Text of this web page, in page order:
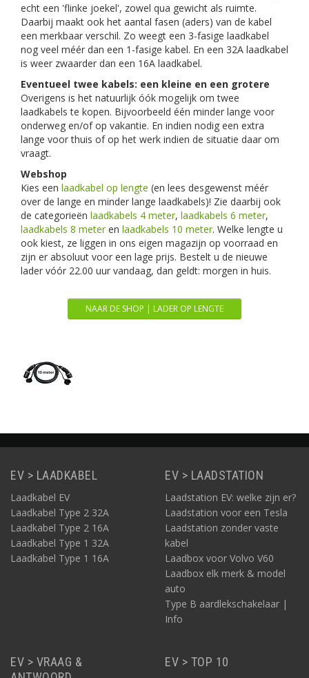
echt een 'flinke joekel', zowel qua gewicht als ruimte.
Daarbij maakt ook het aantal fasen (aders) van de kabel
een merkbaar verschil. Zo weegt een 3-fasige laadkabel
nog veel méér dan een 1-fasige kabel. En een 32A laadkabel
is weer zwaarder dan een 16A laadkabel.
Eventueel twee kabels: een kleine en een grotere
Overigens is het natuurlijk óók mogelijk om twee
laadkabels te kopen. Bijvoorbeeld één minder lange voor
onderweg en/of op vakantie. En indien nodig een extra
lange voor thuis of op het werk indien de situatie daar om
vraagt.
Webshop
Kies een laadkabel op lengte (en lees desgewenst méér
over de lange en minder lange laadkabels)! Zie daarbij ook
de categorieën laadkabels 4 meter, laadkabels 6 meter,
laadkabels 8 meteren laadkabels 10 meter. Welke lengte u
ook kiest, ze liggen in ons eigen magazijn op voorraad en
zijn er absoluut voor een lage prijs. Bestelt u de nieuwe
lader vóór 22.00 uur vandaag, dan geldt: morgen in huis.
NAAR DE SHOP | LADER OP LENGTE
EV > LAADKABEL
Laadkabel EV
Laadkabel Type 2 32A
Laadkabel Type 2 16A
Laadkabel Type 1 32A
Laadkabel Type 1 16A
EV > LAADSTATION
Laadstation EV: welke zijn er?
Laadstation voor een Tesla
Laadstation zonder vaste
kabel
Laadbox voor Volvo V60
Laadbox elk merk & model
auto
Type B aardlekschakelaar |
Info
EV > VRAAG &
EV > TOP 10